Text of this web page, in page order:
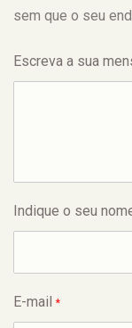
sem que o seu
Escreva a sua
Indique o seu
E-mail *